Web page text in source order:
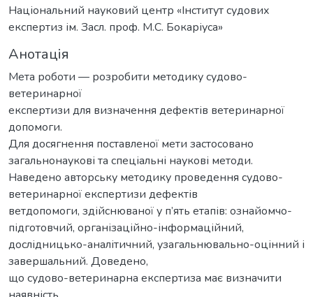
Національний науковий центр «Інститут судових
експертиз ім. Засл. проф. М.С. Бокаріуса»
Анотація
Мета роботи — розробити методику судово-
ветеринарної
експертизи для визначення дефектів ветеринарної
допомоги.
Для досягнення поставленої мети застосовано
загальнонаукові та спеціальні наукові методи.
Наведено авторську методику проведення судово-
ветеринарної експертизи дефектів
ветдопомоги, здійснюваної у п’ять етапів: ознайомчо-
підготовчий, організаційно-інформаційний,
дослідницько-аналітичний, узагальнювально-оцінний і
завершальний. Доведено,
що судово-ветеринарна експертиза має визначити